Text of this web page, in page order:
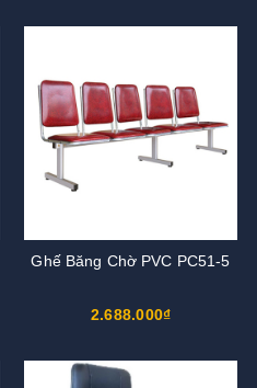
Ghế Băng Chờ PVC PC51-5
2.688.000₫